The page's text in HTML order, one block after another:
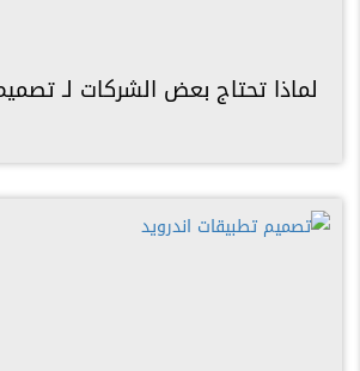
لماذا تحتاج بعض الشركات لـ